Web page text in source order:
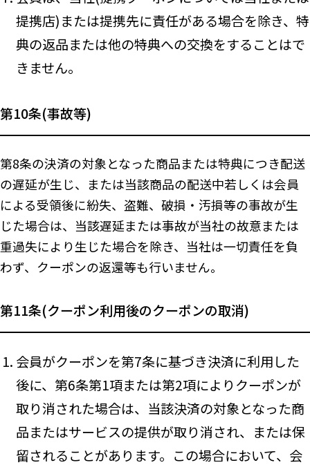
提携店)または提携先に責任がある場合を除き、特
典の返品または他の特典への交換をすることはで
きません。
第10条(事故等)
第8条の決済の対象となった商品または特典につき配送
の遅延が生じ、または当該商品の配送中若しくは会員
による受領後に紛失、盗難、破損・汚損等の事故が生
じた場合は、当該遅延または事故が当社の故意または
重過失により生じた場合を除き、当社は一切責任を負
わず、クーポンの返還等も行いません。
第11条(クーポン利用後のクーポンの取消)
会員がクーポンを第7条に基づき決済に利用した
後に、第6条第1項または第2項によりクーポンが
取り消された場合は、当該決済の対象となった商
品またはサービスの提供が取り消され、または保
留されることがあります。この場合において、会